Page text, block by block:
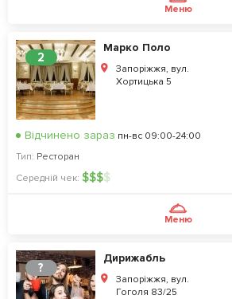
Меню
2
Марко Поло
Запоріжжя, вул.
Хортицька 5
Відчинено зараз пн-вс 09:00-24:00
Тип: Ресторан
Середній чек: $$$$
Меню
?
Дирижабль
Запоріжжя, вул.
Гоголя 83/25